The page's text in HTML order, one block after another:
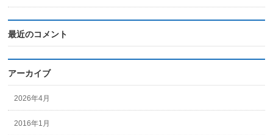
最近のコメント
アーカイブ
2026年4月
2016年1月